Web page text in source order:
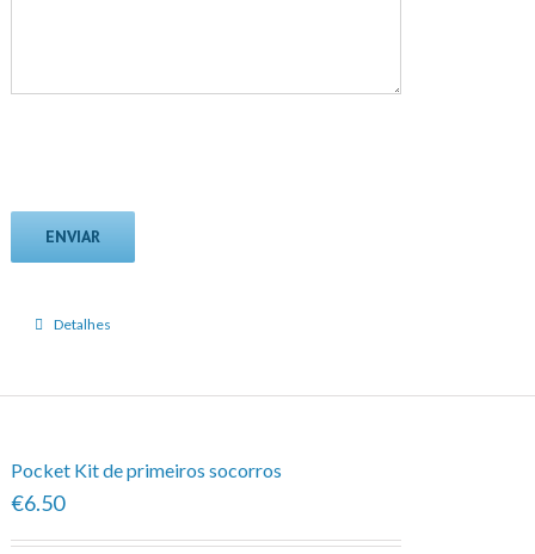
Detalhes
Pocket Kit de primeiros socorros
€6.50